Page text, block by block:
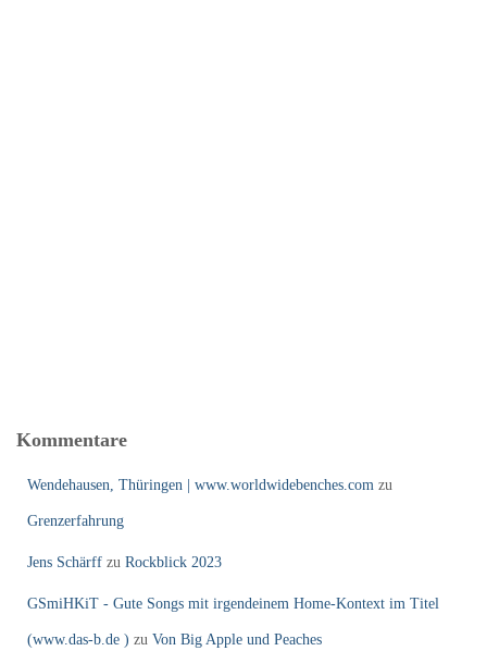
Kommentare
Wendehausen, Thüringen | www.worldwidebenches.com zu
Grenzerfahrung
Jens Schärff zu Rockblick 2023
GSmiHKiT - Gute Songs mit irgendeinem Home-Kontext im Titel
(www.das-b.de ) zu Von Big Apple und Peaches